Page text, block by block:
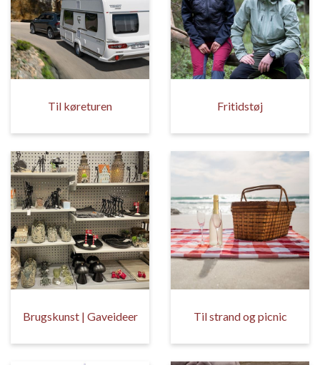
Til køreturen Fritidstøj
Brugskunst | Gaveideer Til strand og picnic